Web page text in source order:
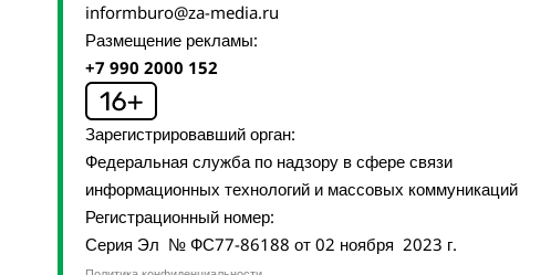
informburo@za-media.ru
Размещение рекламы:
+7 990 2000 152
Зарегистрировавший орган:
Федеральная служба по надзору в сфере связи
информационных технологий и массовых коммуникаций
Регистрационный номер:
Серия Эл № ФС77-86188 от 02 ноября 2023 г.